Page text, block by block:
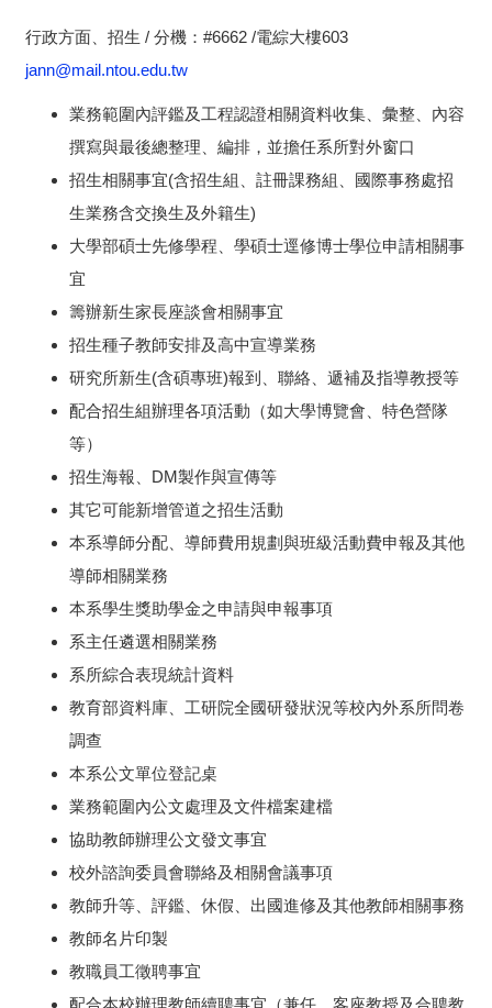
行政方面、招生 / 分機：#6662 /電綜大樓603
jann@mail.ntou.edu.tw
業務範圍內評鑑及工程認證相關資料收集、彙整、內容
撰寫與最後總整理、編排，並擔任系所對外窗口
招生相關事宜(含招生組、註冊課務組、國際事務處招
生業務含交換生及外籍生)
大學部碩士先修學程、學碩士逕修博士學位申請相關事
宜
籌辦新生家長座談會相關事宜
招生種子教師安排及高中宣導業務
研究所新生(含碩專班)報到、聯絡、遞補及指導教授等
配合招生組辦理各項活動（如大學博覽會、特色營隊
等）
招生海報、DM製作與宣傳等
其它可能新增管道之招生活動
本系導師分配、導師費用規劃與班級活動費申報及其他
導師相關業務
本系學生獎助學金之申請與申報事項
系主任遴選相關業務
系所綜合表現統計資料
教育部資料庫、工研院全國研發狀況等校內外系所問卷
調查
本系公文單位登記桌
業務範圍內公文處理及文件檔案建檔
協助教師辦理公文發文事宜
校外諮詢委員會聯絡及相關會議事項
教師升等、評鑑、休假、出國進修及其他教師相關事務
教師名片印製
教職員工徵聘事宜
配合本校辦理教師續聘事宜（兼任、客座教授及合聘教